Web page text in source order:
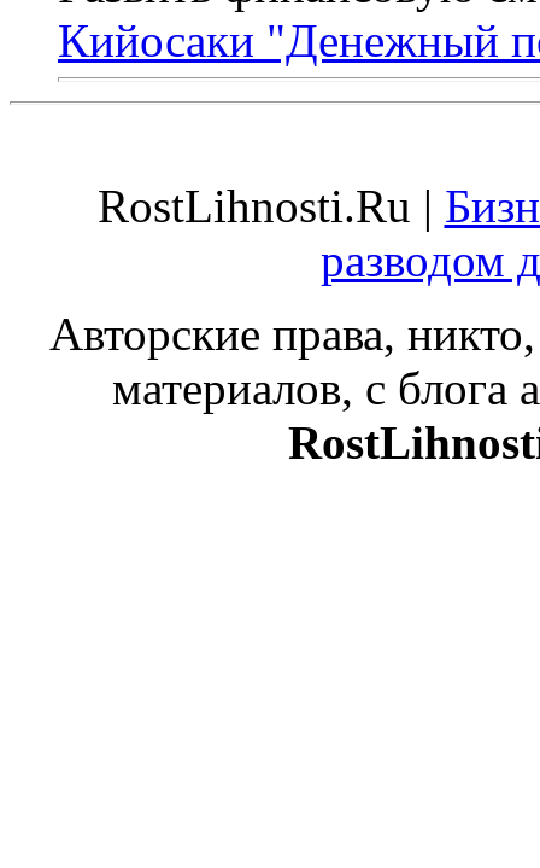
Кийосаки "Денежный
RostLihnosti.Ru |
разводом
Авторские права,
материалов, с блога